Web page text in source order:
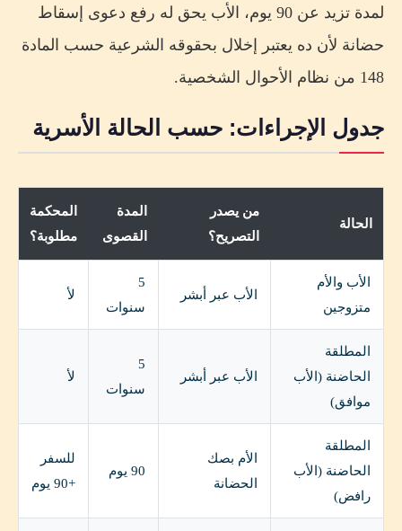
لمدة تزيد عن 90 يوم، الأب يحق له رفع دعوى إسقاط
حضانة لأن ده يعتبر إخلال بحقوقه الشرعية حسب المادة
148 من نظام الأحوال الشخصية.
جدول الإجراءات: حسب الحالة الأسرية
الحالة
من يصدر
التصريح؟
المدة
القصوى
المحكمة
مطلوبة؟
الأب والأم
متزوجين
الأب عبر أبشر
5
سنوات
لأ
المطلقة
الحاضنة (الأب
موافق)
الأب عبر أبشر
5
سنوات
لأ
المطلقة
الحاضنة (الأب
رافض)
الأم بصك
الحضانة
90 يوم
للسفر
+90 يوم